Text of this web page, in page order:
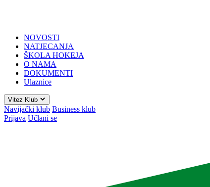
NOVOSTI
NATJECANJA
ŠKOLA HOKEJA
O NAMA
DOKUMENTI
Ulaznice
Vitez Klub
Navijački klub Business klub
Prijava Učlani se